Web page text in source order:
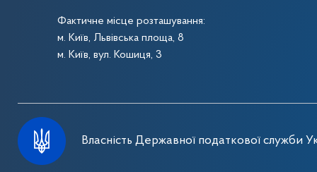
Фактичне місце розташування:
м. Київ, Львівська площа, 8
м. Київ, вул. Кошиця, 3
Власність Державної податкової служби